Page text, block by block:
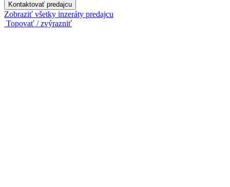
Kontaktovať predajcu
Zobraziť všetky inzeráty predajcu
Topovať / zvýrazniť